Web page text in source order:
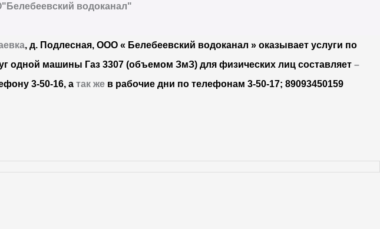
водоканал"
, д. Подлесная, ООО « Белебеевский водоканал » оказывает услуги по
одной машины Газ 3307 (объемом ЗмЗ) для физических лиц составляет–
3-50-16, атак же в рабочие дни по телефонам 3-50-17; 89093450159